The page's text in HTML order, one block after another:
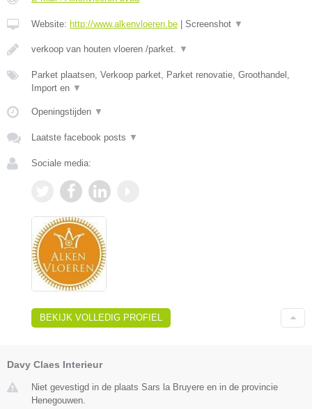
Website: http://www.alkenvloeren.be Screenshot ▼
verkoop van houten vloeren /parket. ▼
Parket plaatsen, Verkoop parket, Parket renovatie, Groothandel,
Import en ▼
Openingstijden ▼
Laatste facebook posts ▼
Sociale media:
BEKIJK VOLLEDIG PROFIEL
Davy Claes Interieur
Niet gevestigd in de plaats Sars la Bruyere en in de provincie
Henegouwen.